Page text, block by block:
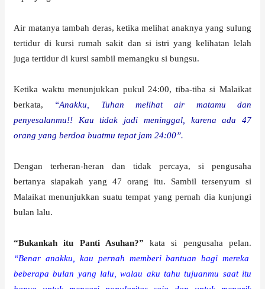
Air matanya tambah deras, ketika melihat anaknya yang sulung
tertidur di kursi rumah sakit dan si istri yang kelihatan lelah
juga tertidur di kursi sambil memangku si bungsu.
Ketika waktu menunjukkan pukul 24:00, tiba-tiba si Malaikat
berkata, “Anakku, Tuhan melihat air matamu dan
penyesalanmu!! Kau tidak jadi meninggal, karena ada 47
orang yang berdoa buatmu tepat jam 24:00”.
Dengan terheran-heran dan tidak percaya, si pengusaha
bertanya siapakah yang 47 orang itu. Sambil tersenyum si
Malaikat menunjukkan suatu tempat yang pernah dia kunjungi
bulan lalu.
“Bukankah itu Panti Asuhan?” kata si pengusaha pelan.
“Benar anakku, kau pernah memberi bantuan bagi mereka
beberapa bulan yang lalu, walau aku tahu tujuanmu saat itu